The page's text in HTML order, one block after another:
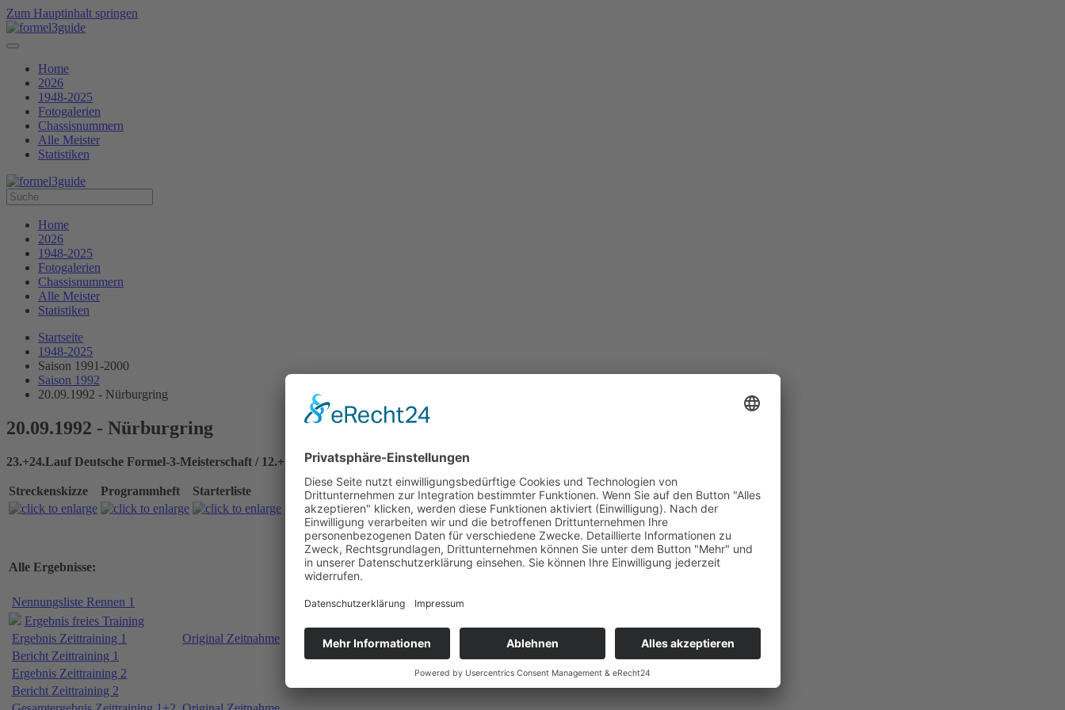
Zum Hauptinhalt springen
Home
2026
1948-2025
Fotogalerien
Chassisnummern
Alle Meister
Statistiken
Home
2026
1948-2025
Fotogalerien
Chassisnummern
Alle Meister
Statistiken
Startseite
1948-2025
Saison 1991-2000
Saison 1992
20.09.1992 - Nürburgring
20.09.1992 - Nürburgring
23.+24.Lauf Deutsche Formel-3-Meisterschaft / 12.+13.Lauf Austria Formel 3 Cup
Streckenskizze Programmheft Starterliste
Alle Ergebnisse:
Nennungsliste Rennen 1
Ergebnis freies Training
Ergebnis Zeittraining 1
Original Zeitnahme
Bericht Zeittraining 1
Ergebnis Zeittraining 2
Bericht Zeittraining 2